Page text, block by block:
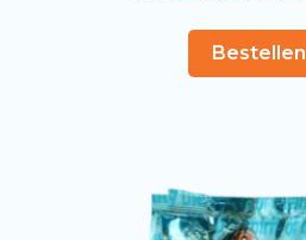
Bestellen